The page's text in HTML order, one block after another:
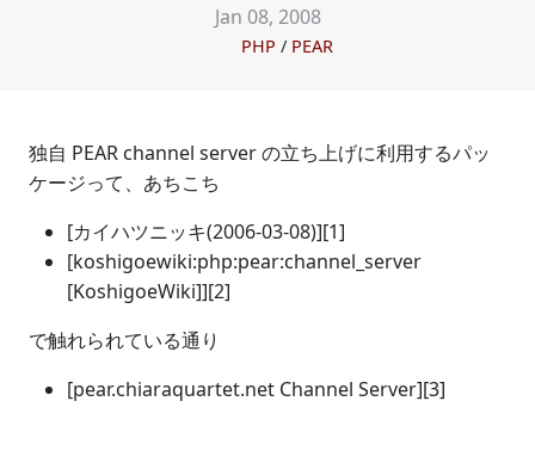
Jan 08, 2008
PHP PEAR
独自 PEAR channel server の立ち上げに利用するパッ
ケージって、あちこち
[カイハツニッキ(2006-03-08)][1]
[koshigoewiki:php:pear:channel_server
[KoshigoeWiki]][2]
で触れられている通り
[pear.chiaraquartet.net Channel Server][3]